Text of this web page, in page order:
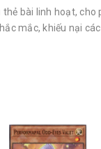
bài linh hoạt,
mắc, khiếu nại